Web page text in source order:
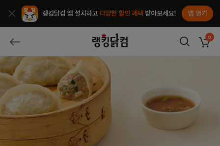
앱열기
종료
뒤로가기 랭킹닭컴 장바구
0